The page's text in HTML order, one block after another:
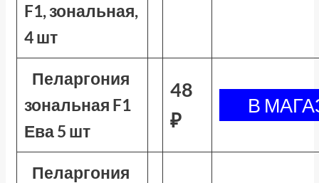
F1, зональная,
4 шт
Пеларгония
зональная F1
Ева 5 шт
48
₽
Пеларгония